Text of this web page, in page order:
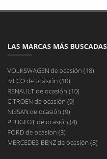
LAS MARCAS MÁS BUSCADAS
VOLKSWAGEN de ocasión (18)
IVECO de ocasión (10)
RENAULT de ocasión (10)
CITROEN de ocasión (9)
NISSAN de ocasión (9)
PEUGEOT de ocasión (4)
FORD de ocasión (3)
MERCEDES-BENZ de ocasión (3)